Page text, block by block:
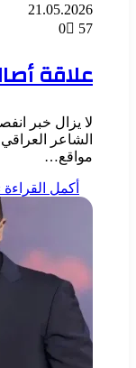
21.05.2026
0
57
علاقة
لا يزال خبر
الشاعر
مواقع…
أكمل القراءة